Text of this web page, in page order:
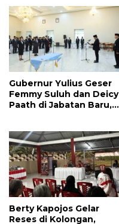
Gubernur Yulius Geser
Femmy Suluh dan Deicy
Paath di Jabatan Baru,
Berty Kapojos Gelar
Reses di Kolongan,